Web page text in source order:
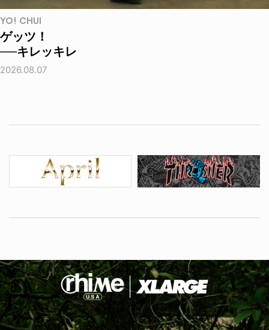
YO! CHUI
ゲッツ！
──キレッキレ
2026.08.07